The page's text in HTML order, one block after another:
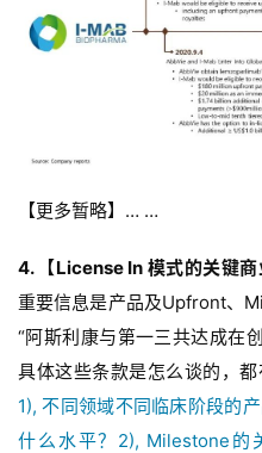
【更多暂略】… …
4. 【License In 模式的关键商
重要信息是产品及Upfront、
“阿斯利康与第一三共达成在
具体这些条款是怎么谈的，都
1), 不同领域不同临床阶段的
什么水平？2), Milestone的